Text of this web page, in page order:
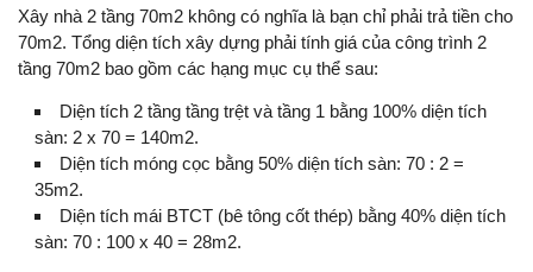
Xây nhà 2 tầng 70m2 không có nghĩa là bạn chỉ phải trả tiền cho
70m2. Tổng diện tích xây dựng phải tính giá của công trình 2
tầng 70m2 bao gồm các hạng mục cụ thể sau:
Diện tích 2 tầng tầng trệt và tầng 1 bằng 100% diện tích
sàn: 2 x 70 = 140m2.
Diện tích móng cọc bằng 50% diện tích sàn: 70 : 2 =
35m2.
Diện tích mái BTCT (bê tông cốt thép) bằng 40% diện tích
sàn: 70 : 100 x 40 = 28m2.